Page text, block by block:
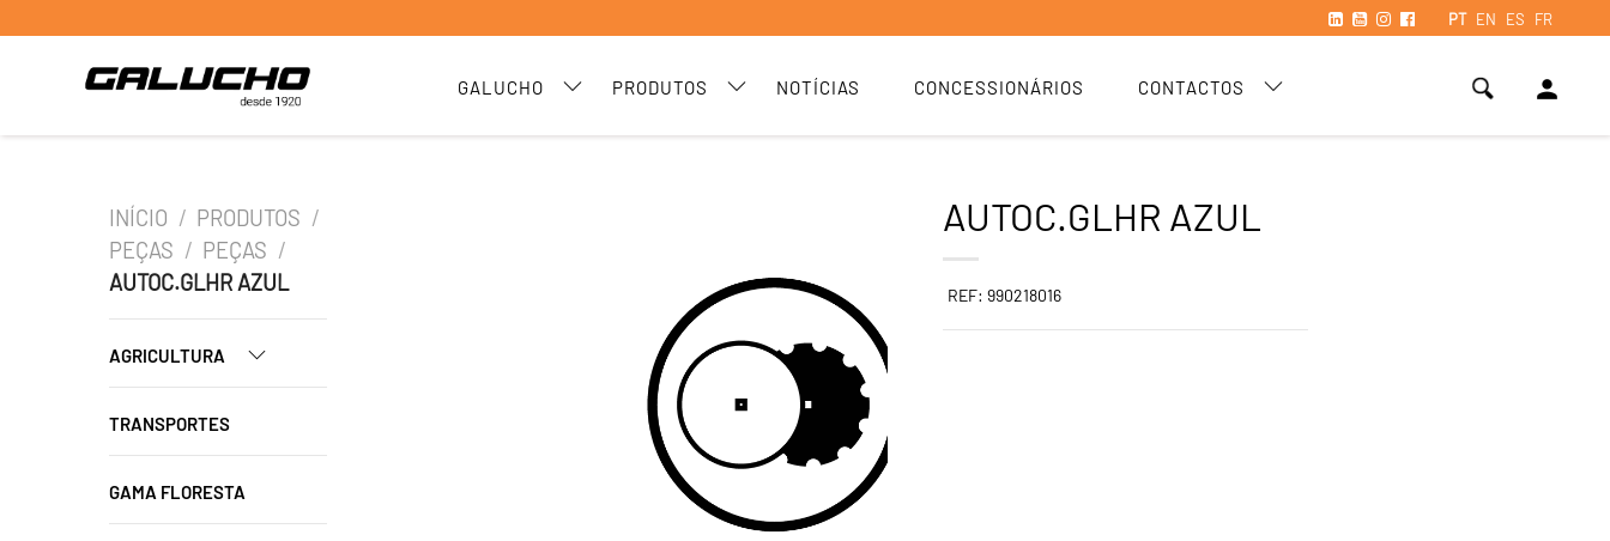
PT EN ES FR
GALUCHO PRODUTOS NOTÍCIAS CONCESSIONÁRIOS CONTACTOS person
INÍCIO / PRODUTOS /
PEÇAS / PEÇAS /
AUTOC.GLHR AZUL
AGRICULTURA
TRANSPORTES
GAMA FLORESTA
AUTOC.GLHR AZUL
REF: 990218016